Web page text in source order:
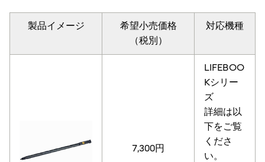
製品イメージ
希望小売価格
（税別）
対応機種
7,300円
LIFEBOO
Kシリー
ズ
詳細は以
下をご覧
くださ
い。